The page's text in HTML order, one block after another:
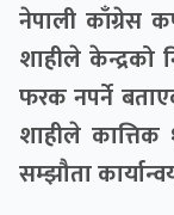
नेपाली काँग्रेस
शाहीले केन्द्रको
फरक नपर्ने
शाहीले
सम्झौता